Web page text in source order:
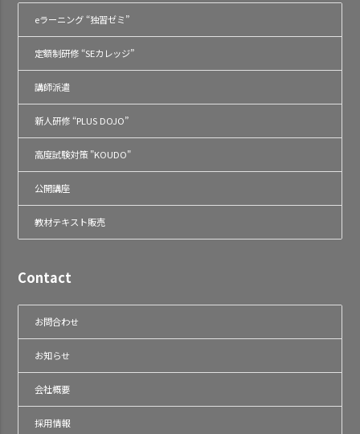
eラーニング “独習ゼミ”
定額制研修 “SEカレッジ”
講師派遣
新人研修 “PLUS DOJO”
高度試験対策 "KOUDO"
公開講座
教材テキスト販売
Contact
お問合わせ
お知らせ
会社概要
採用情報